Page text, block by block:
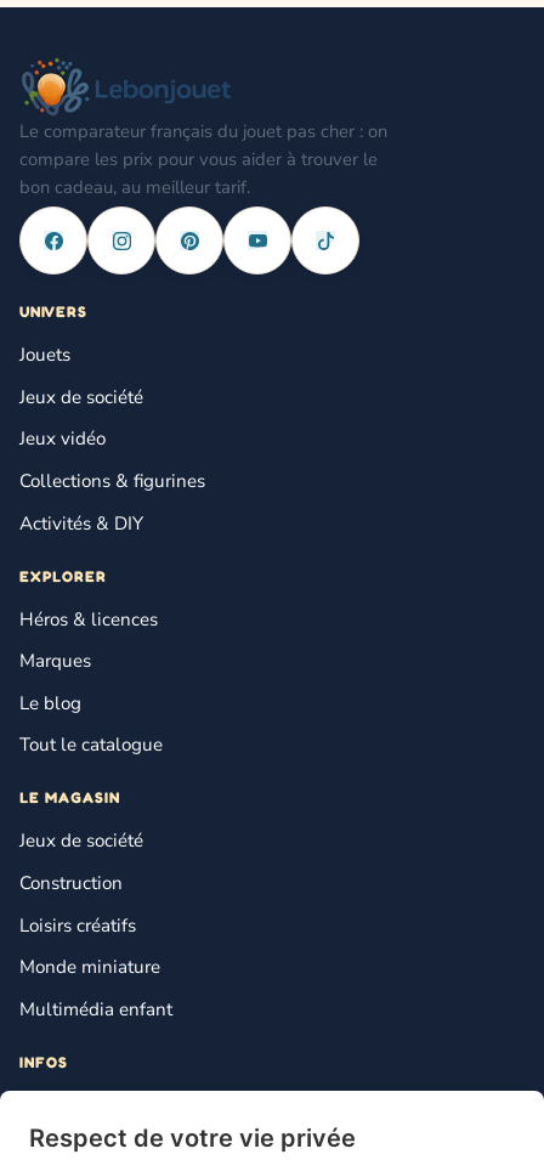
Respect de votre vie privée
Le comparateur français du jouet pas cher : on
compare les prix pour vous aider à trouver le
bon cadeau, au meilleur tarif.
UNIVERS
Jouets
Jeux de société
Jeux vidéo
Collections & figurines
Activités & DIY
EXPLORER
Héros & licences
Marques
Le blog
Tout le catalogue
LE MAGASIN
Jeux de société
Construction
Loisirs créatifs
Monde miniature
Multimédia enfant
INFOS
Mentions légales